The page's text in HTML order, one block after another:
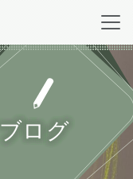
ブログ